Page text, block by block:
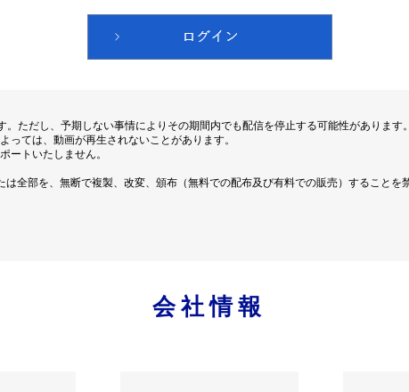
ただし、予期しない事情によりその期間内でも配信を停止する可能性があります。
っては、動画が再生されないことがあります。
ートいたしません。
全部を、無断で複製、改変、頒布（無料での配布及び有料での販売）することを
会社情報